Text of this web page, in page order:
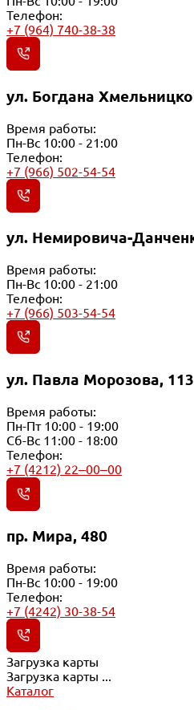
Телефон:
+7 (964) 740-38-38
ул. Богдана
Время работы:
Пн-Вс 10:00 - 21:00
Телефон:
+7 (966) 502-54-54
ул. Немировича-
Время работы:
Пн-Вс 10:00 - 21:00
Телефон:
+7 (966) 503-54-54
ул. Павла Морозова, 113
Время работы:
Пн-Пт 10:00 - 19:00
Сб-Вс 11:00 - 18:00
Телефон:
+7 (4212) 22‒00‒00
пр. Мира, 480
Время работы:
Пн-Вс 10:00 - 19:00
Телефон:
+7 (4242) 30-38-54
Загрузка карты
Загрузка карты ...
Каталог